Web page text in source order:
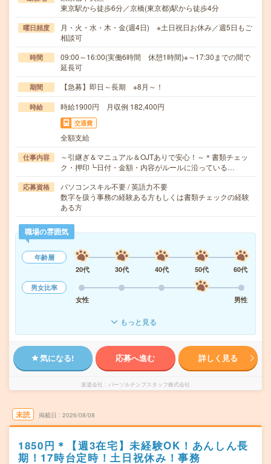
東京駅から徒歩6分／京橋(東京都)駅から徒歩4分
曜日頻度
月・火・水・木・金(週4日) ※土日祝日お休み／週5日もご
相談可
時間
09:00～16:00(実働6時間 休憩1時間)※～17:30までの間で
延長可
期間 【急募】即日～長期 ※8月～！
時給 時給1900円 月収例 182,400円
交通費
全額支給
仕事内容
～引継ぎ＆マニュアル＆OJTありで安心！～＊書類チェッ
ク・押印┗日付・金額・内容がルールに沿っている…
応募資格
パソコンスキル不要 / 英語力不要
数字を扱う事務の経験ある方もしくは書類チェックの経験
ある方
職場の雰囲気
年齢層
20代
30代 40代 50代
60代
男女比率
女性
男性
もっと見る
気になる! 応募へ進む 詳しく見る
派遣会社 パーソルテンプスタッフ株式会社
未読 掲載日 2026/08/08
1850円＊【週3在宅】未経験OK！あんしん長
期！17時台定時！土日祝休み！事務